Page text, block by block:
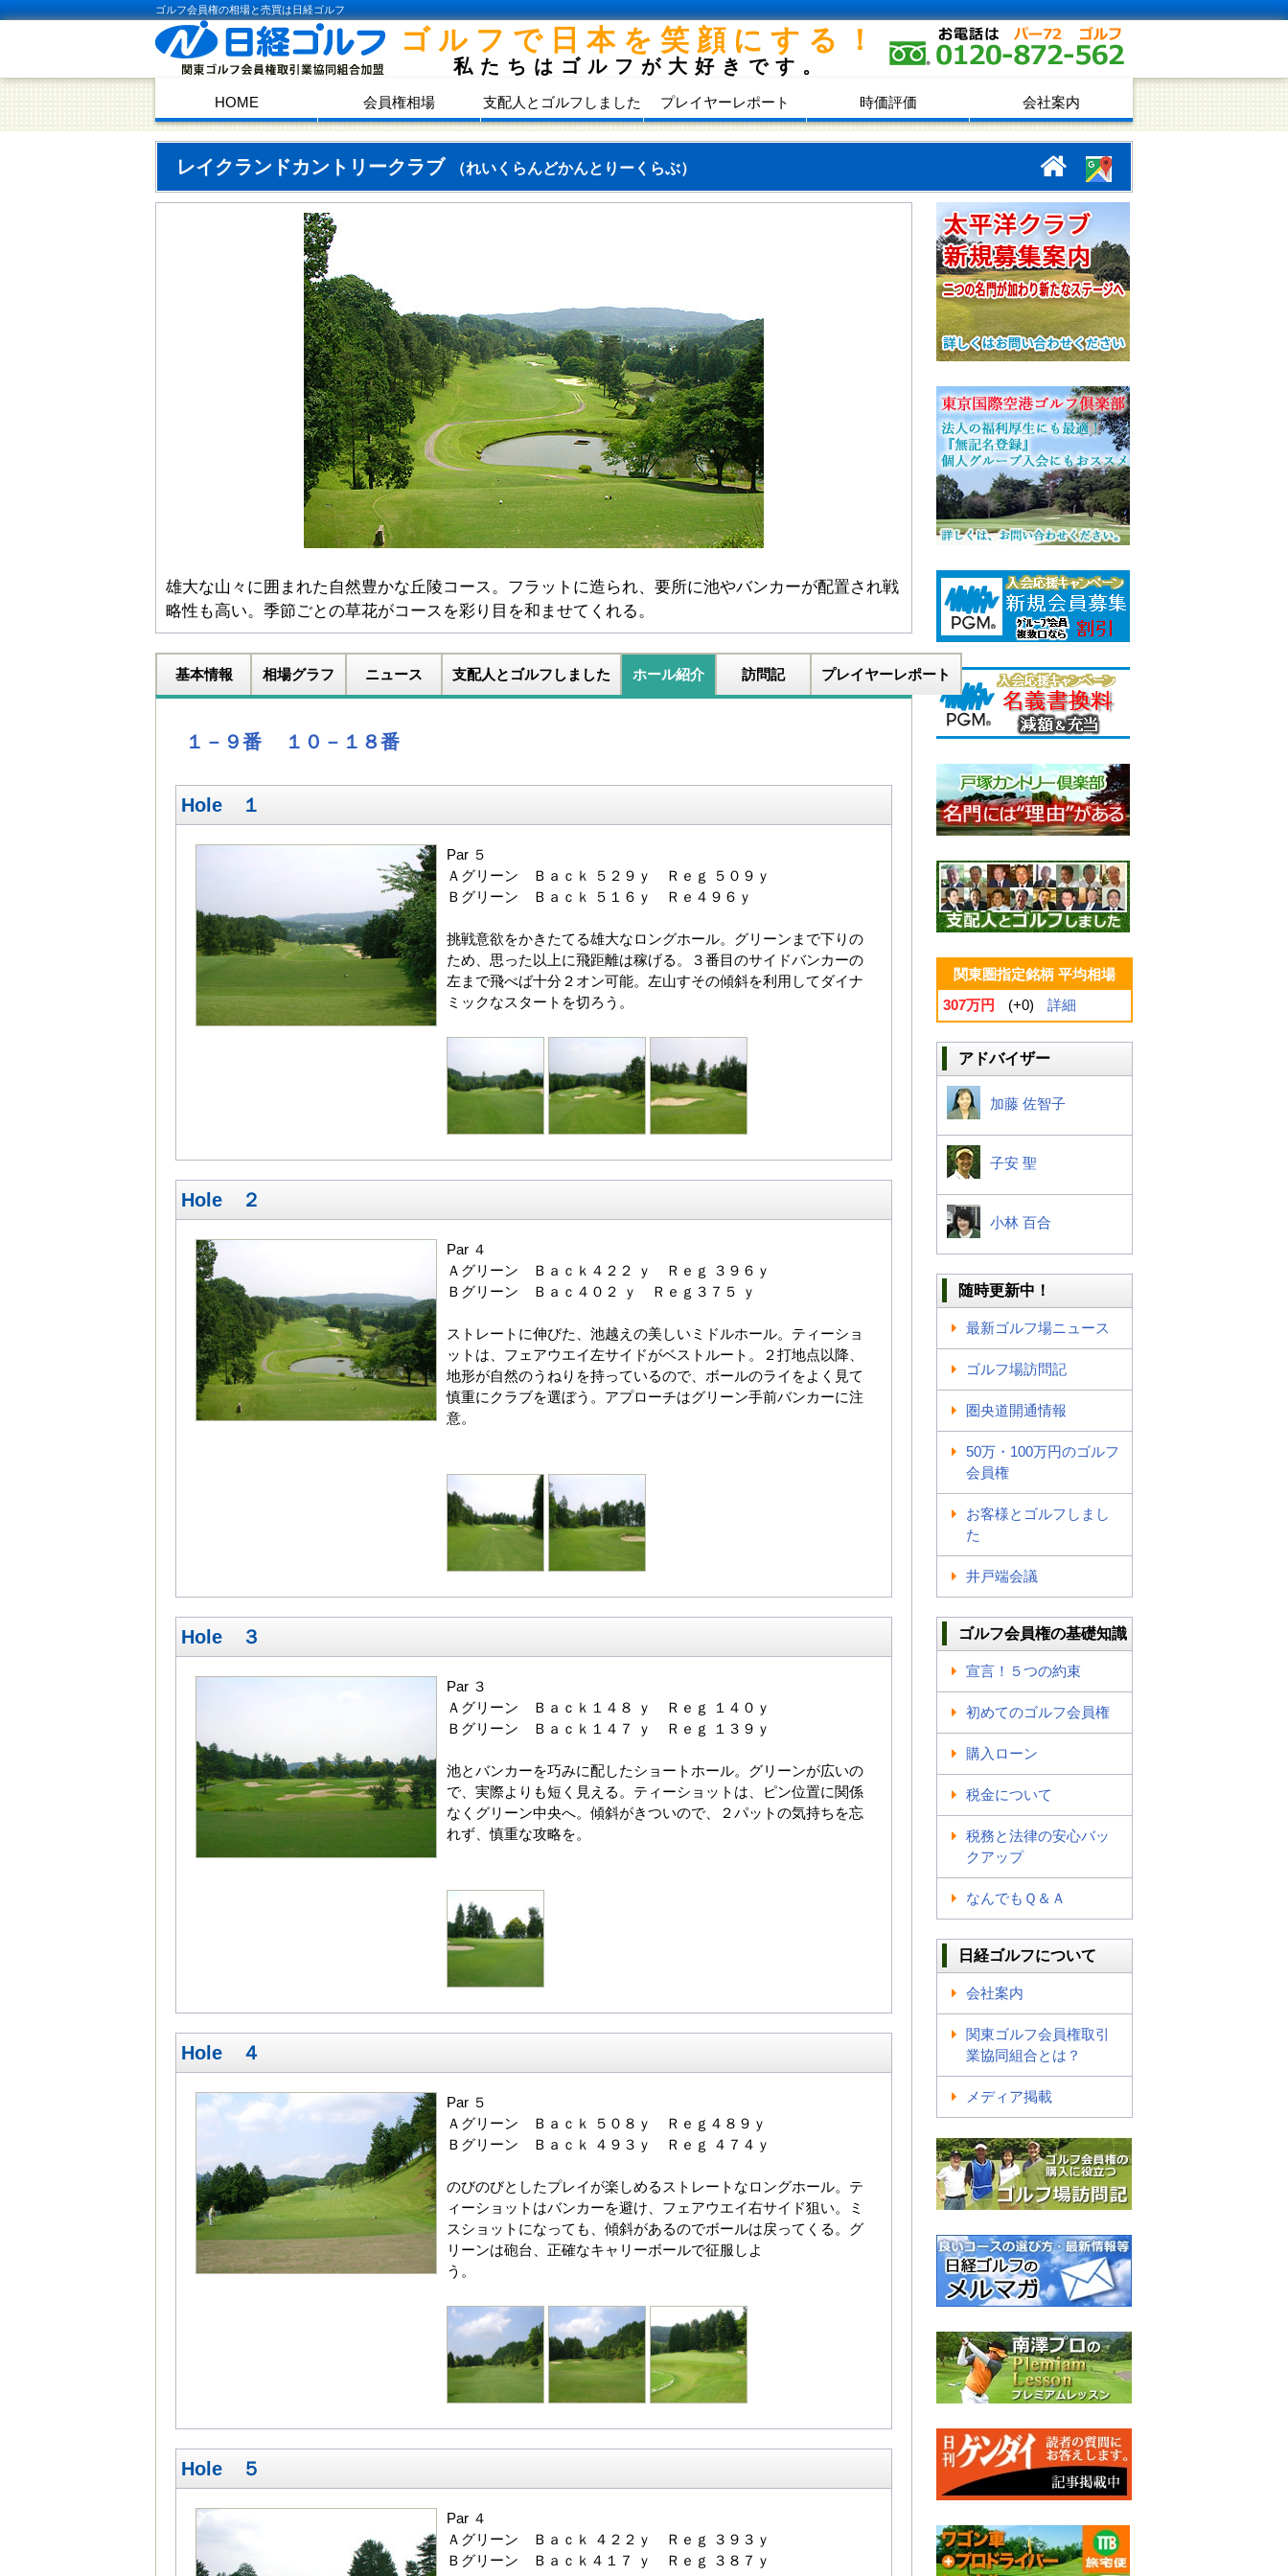
ゴルフ会員権の相場と売買は日経ゴルフ
ゴルフで日本を笑顔にする！
私たちはゴルフが大好きです。
HOME 会員権相場 支配人とゴルフしました プレイヤーレポート 時価評価 会社案内
レイクランドカントリークラブ （れいくらんどかんとりーくらぶ）
雄大な山々に囲まれた自然豊かな丘陵コース。フラットに造られ、要所に池やバンカーが配置され戦
略性も高い。季節ごとの草花がコースを彩り目を和ませてくれる。
基本情報 相場グラフ ニュース 支配人とゴルフしました ホール紹介 訪問記 プレイヤーレポート
１－９番 １０－１８番
Hole １
Par ５
Ａグリーン Ｂａｃｋ ５２９ｙ Ｒｅｇ ５０９ｙ
Ｂグリーン Ｂａｃｋ ５１６ｙ Ｒｅ４９６ｙ
挑戦意欲をかきたてる雄大なロングホール。グリーンまで下りの
ため、思った以上に飛距離は稼げる。３番目のサイドバンカーの
左まで飛べば十分２オン可能。左山すその傾斜を利用してダイナ
ミックなスタートを切ろう。
Hole ２
Par ４
Ａグリーン Ｂａｃｋ４２２ ｙ Ｒｅｇ ３９６ｙ
Ｂグリーン Ｂａｃ４０２ ｙ Ｒｅｇ３７５ ｙ
ストレートに伸びた、池越えの美しいミドルホール。ティーショ
ットは、フェアウエイ左サイドがベストルート。２打地点以降、
地形が自然のうねりを持っているので、ボールのライをよく見て
慎重にクラブを選ぼう。アプローチはグリーン手前バンカーに注
意。
Hole ３
Par ３
Ａグリーン Ｂａｃｋ１４８ ｙ Ｒｅｇ １４０ｙ
Ｂグリーン Ｂａｃｋ１４７ ｙ Ｒｅｇ １３９ｙ
池とバンカーを巧みに配したショートホール。グリーンが広いの
で、実際よりも短く見える。ティーショットは、ピン位置に関係
なくグリーン中央へ。傾斜がきついので、２パットの気持ちを忘
れず、慎重な攻略を。
Hole ４
Par ５
Ａグリーン Ｂａｃｋ ５０８ｙ Ｒｅｇ４８９ｙ
Ｂグリーン Ｂａｃｋ ４９３ｙ Ｒｅｇ ４７４ｙ
のびのびとしたプレイが楽しめるストレートなロングホール。テ
ィーショットはバンカーを避け、フェアウエイ右サイド狙い。ミ
スショットになっても、傾斜があるのでボールは戻ってくる。グ
リーンは砲台、正確なキャリーボールで征服しよ
う。
Hole ５
Par ４
Ａグリーン Ｂａｃｋ ４２２ｙ Ｒｅｇ ３９３ｙ
Ｂグリーン Ｂａｃｋ４１７ ｙ Ｒｅｇ ３８７ｙ
関東圏指定銘柄 平均相場
307万円
(+0) 詳細
アドバイザー
加藤 佐智子
子安 聖
小林 百合
随時更新中！
最新ゴルフ場ニュース
ゴルフ場訪問記
圏央道開通情報
50万・100万円のゴルフ
会員権
お客様とゴルフしまし
た
井戸端会議
ゴルフ会員権の基礎知識
宣言！５つの約束
初めてのゴルフ会員権
購入ローン
税金について
税務と法律の安心バッ
クアップ
なんでもＱ＆Ａ
日経ゴルフについて
会社案内
関東ゴルフ会員権取引
業協同組合とは？
メディア掲載